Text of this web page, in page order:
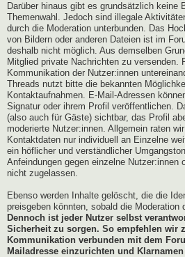
Darüber hinaus gibt es grundsätzlich keine
Themenwahl. Jedoch sind illegale
durch die Moderation unterbunden. Das
von Bildern oder anderen Dateien ist im
deshalb nicht möglich. Aus demselben
Mitglied private Nachrichten zu versenden.
Kommunikation der Nutzer:innen
Threads nutzt bitte die bekannten
Kontaktaufnahmen. E-Mail-Adressen
Signatur oder ihrem Profil veröffentlichen.
(also auch für Gäste) sichtbar, das Profil
moderierte Nutzer:innen. Allgemein raten
Kontaktdaten nur individuell an Einzelne
ein höflicher und verständlicher
Anfeindungen gegen einzelne Nutzer:innen
nicht zugelassen.
Ebenso werden Inhalte gelöscht, die die
preisgeben könnten, sobald die Moderation
Dennoch ist jeder Nutzer selbst
Sicherheit zu sorgen. So empfehlen wir
Kommunikation verbunden mit dem
Mailadresse einzurichten und